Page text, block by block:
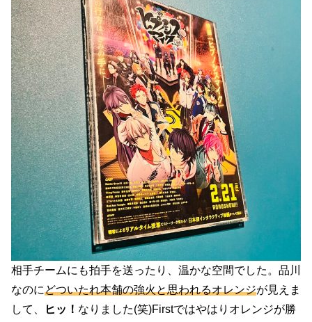
相手チームにも拍手を送ったり、温かな空間でした。品川
なのにどついたれ本舗の強火と思われるオレンジが見えま
して、
ヒッ！ なりました(笑)Firstではやはりオレンジが勝